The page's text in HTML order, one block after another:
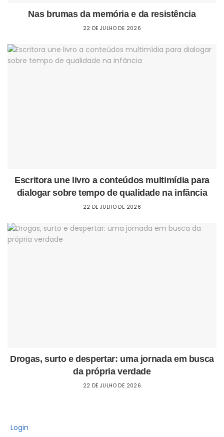
Nas brumas da memória e da resistência
22 DE JULHO DE 2026
Escritora une livro a conteúdos multimídia para
dialogar sobre tempo de qualidade na infância
22 DE JULHO DE 2026
Drogas, surto e despertar: uma jornada em busca
da própria verdade
22 DE JULHO DE 2026
Login